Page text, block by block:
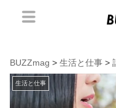
BUZZmag > 生活と仕事 >
生活と仕事